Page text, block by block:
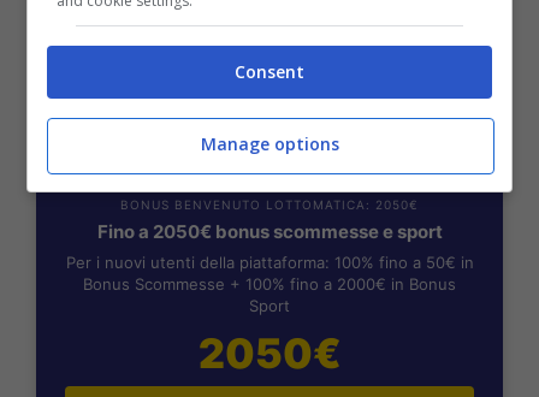
BONUS BENVENUTO LOTTOMATICA: 2050€
Fino a 2050€ bonus scommesse e sport
Per i nuovi utenti della piattaforma: 100% fino a 50€ in
Bonus Scommesse + 100% fino a 2000€ in Bonus
Sport
2050€
Consent
Manage options